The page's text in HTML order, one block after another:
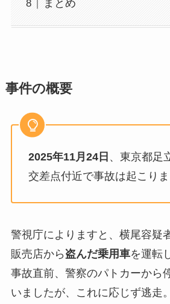
まとめ
事件の概要
2025年11月24日 、東京都足
交差点付近で事故は起こりま
警視庁によりますと、横尾容疑
販売店から 盗んだ乗用車を運転
事故直前、警察のパトカーから
いましたが、これに応じず逃走。